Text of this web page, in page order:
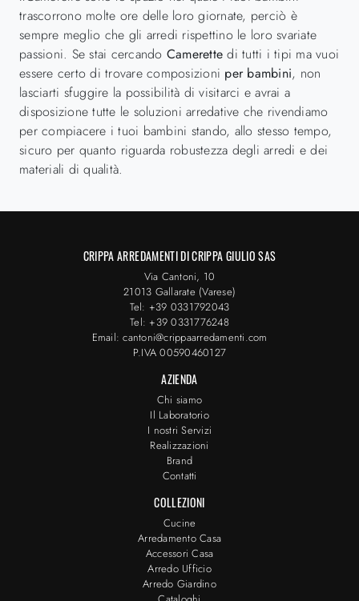
trascorrono molte ore delle loro giornate, perciò è
sempre meglio che gli arredi rispettino le loro svariate
passioni. Se stai cercando Camerette di tutti i tipi ma vuoi
essere certo di trovare composizioni per bambini, non
lasciarti sfuggire la possibilità di visitarci e avrai a
disposizione tutte le soluzioni arredative che rivendiamo
per compiacere i tuoi bambini stando, allo stesso tempo,
sicuro per quanto riguarda robustezza degli arredi e dei
materiali di qualità.
CRIPPA ARREDAMENTI DI CRIPPA GIULIO SAS
Via Cantoni, 10
21013 Gallarate (Varese)
Tel: +39 0331792043
Tel: +39 0331776248
Email: cantoni@crippaarredamenti.com
P.IVA 00590460127
AZIENDA
Chi siamo
Il Laboratorio
I nostri Servizi
Realizzazioni
Brand
Contatti
COLLEZIONI
Cucine
Arredamento Casa
Accessori Casa
Arredo Ufficio
Arredo Giardino